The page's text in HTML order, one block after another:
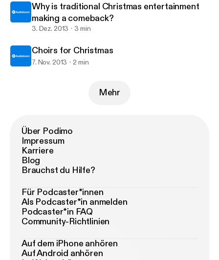
Why is traditional Christmas entertainment
making a comeback?
3. Dez. 2013 3 min
Choirs for Christmas
7. Nov. 2013 2 min
Mehr
Über Podimo
Impressum
Karriere
Blog
Brauchst du Hilfe?
Für Podcaster*innen
Als Podcaster*in anmelden
Podcaster*in FAQ
Community-Richtlinien
Auf dem iPhone anhören
Auf Android anhören